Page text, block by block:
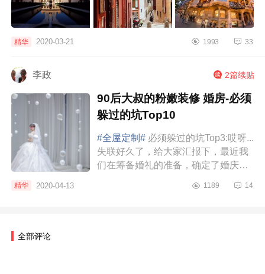
精华 2020-03-21 1993 33
李政 2篇续贴
90后大叔的粉嫩装修 婚房-必须
躲过的坑Top10
#全屋定制# 必须躲过的坑Top3:哎呀...
失联好久了，给大家汇报下，最近我
们在筹备婚礼的准备，确定了婚庆公
都不是最贵的，但都是比较心仪的；
精华 2020-04-13 1189 14
全部评论